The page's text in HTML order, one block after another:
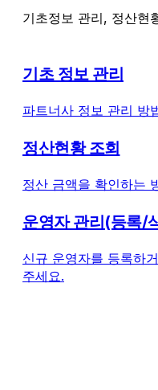
기초정보 관리, 정산현
기초 정보 관리
파트너사 정보 관리 방
정산현황 조회
정산 금액을 확인하는
운영자 관리(등록/
신규 운영자를 등록하
주세요.